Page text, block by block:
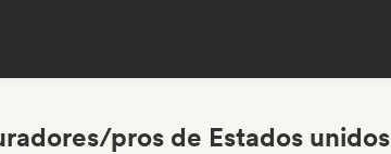
pros de Estados unidos